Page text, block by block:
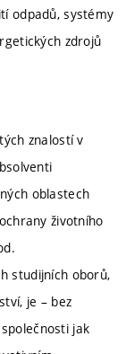
odpadů, systémy
zdrojů
znalostí v
oblastech
životního
studijních oborů,
je – bez
jak